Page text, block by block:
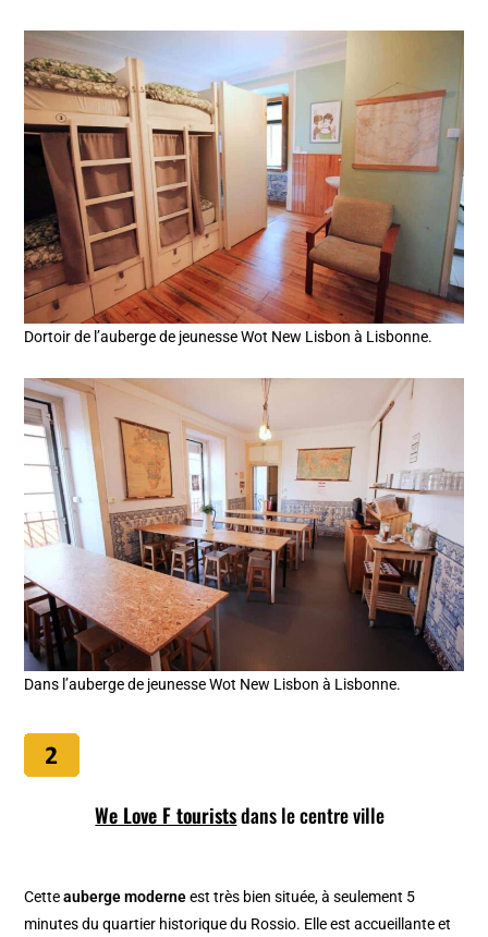
Dortoir de l’auberge de jeunesse Wot New Lisbon à Lisbonne.
Dans l’auberge de jeunesse Wot New Lisbon à Lisbonne.
We Love F touristsdans le centre ville
Cetteauberge moderneest très bien située, à seulement 5
minutes du quartier historique du Rossio. Elle est accueillante et